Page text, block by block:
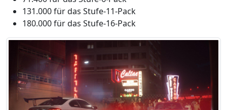
131.000 für das Stufe-11-Pack
180.000 für das Stufe-16-Pack